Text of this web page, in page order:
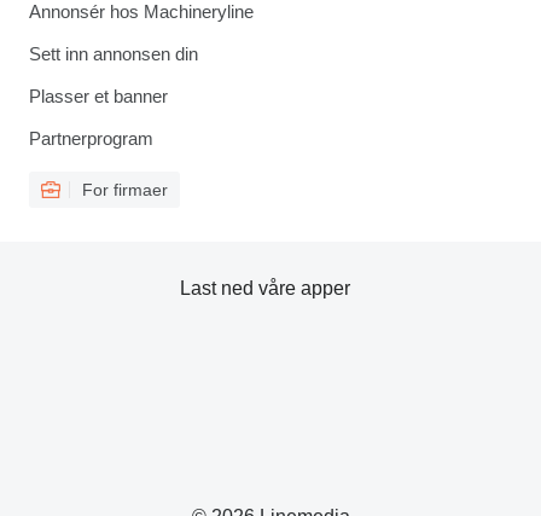
Annonsér hos Machineryline
Sett inn annonsen din
Plasser et banner
Partnerprogram
For firmaer
Last ned våre apper